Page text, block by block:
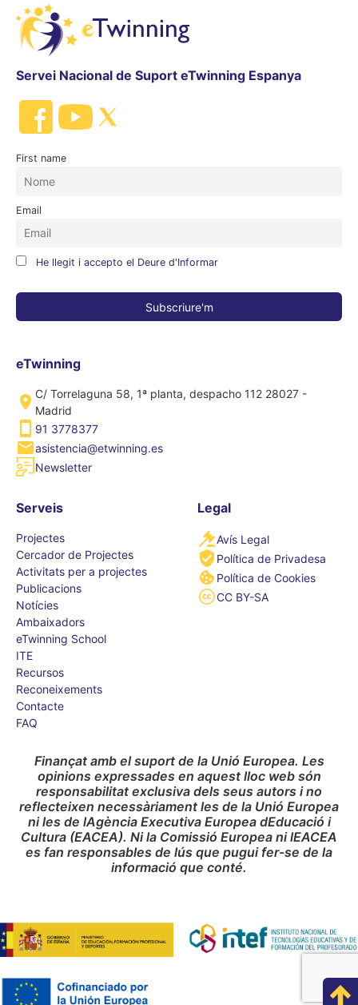
Servei Nacional de Suport eTwinning Espanya
First name
Email
He llegit i accepto el Deure d'Informar
eTwinning
C/ Torrelaguna 58, 1ª planta, despacho 112 28027 -
Madrid
91 3778377
asistencia@etwinning.es
Newsletter
Serveis
Projectes
Cercador de Projectes
Activitats per a projectes
Publicacions
Notícies
Ambaixadors
eTwinning School
ITE
Recursos
Reconeixements
Contacte
FAQ
Legal
Avís Legal
Política de Privadesa
Política de Cookies
CC BY-SA
Finançat amb el suport de la Unió Europea. Les
opinions expressades en aquest lloc web són
responsabilitat exclusiva dels seus autors i no
reflecteixen necessàriament les de la Unió Europea
ni les de lAgència Executiva Europea dEducació i
Cultura (EACEA). Ni la Comissió Europea ni lEACEA
es fan responsables de lús que pugui fer-se de la
informació que conté.